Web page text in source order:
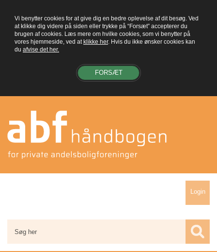
Vi benytter cookies for at give dig en bedre oplevelse af dit besøg. Ved
at klikke dig videre på siden eller trykke på “Forsæt” accepterer du
brugen af cookies. Læs mere om hvilke cookies, som vi benytter på
vores hjemmeside, ved at klikke her. Hvis du ikke ønsker cookies kan
du afvise det her.
FORSÆT
Login